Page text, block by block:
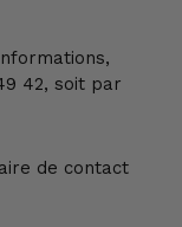
42, soit par
de contact